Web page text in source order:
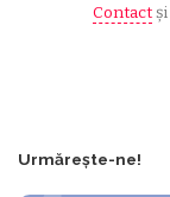
Contact
Urmărește-ne!